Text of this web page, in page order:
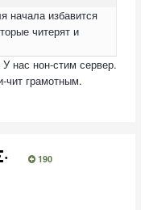
начала избавится
читерят и
нас нон-стим сервер.
чит грамотным.
190